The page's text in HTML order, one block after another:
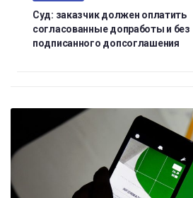
Суд: заказчик должен оплатить
согласованные допработы и без
подписанного допсоглашения